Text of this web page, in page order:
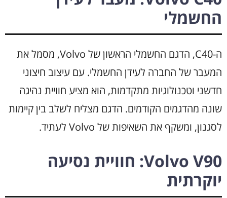
החשמלי
ה-C40, הדגם החשמלי הראשון של Volvo, מסמל את
המעבר של החברה לעידן החשמלי. עם עיצוב חיצוני
חדשני וטכנולוגיות מתקדמות, הוא מציע חוויית נהיגה
שונה מהדגמים הקודמים. הדגם מצליח לשלב בין קיימות
לסגנון, ומשקף את השאיפות של Volvo לעתיד.
Volvo V90: חוויית נסיעה
יוקרתית